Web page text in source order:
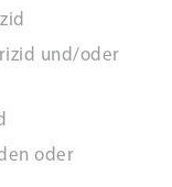
und/oder
oder